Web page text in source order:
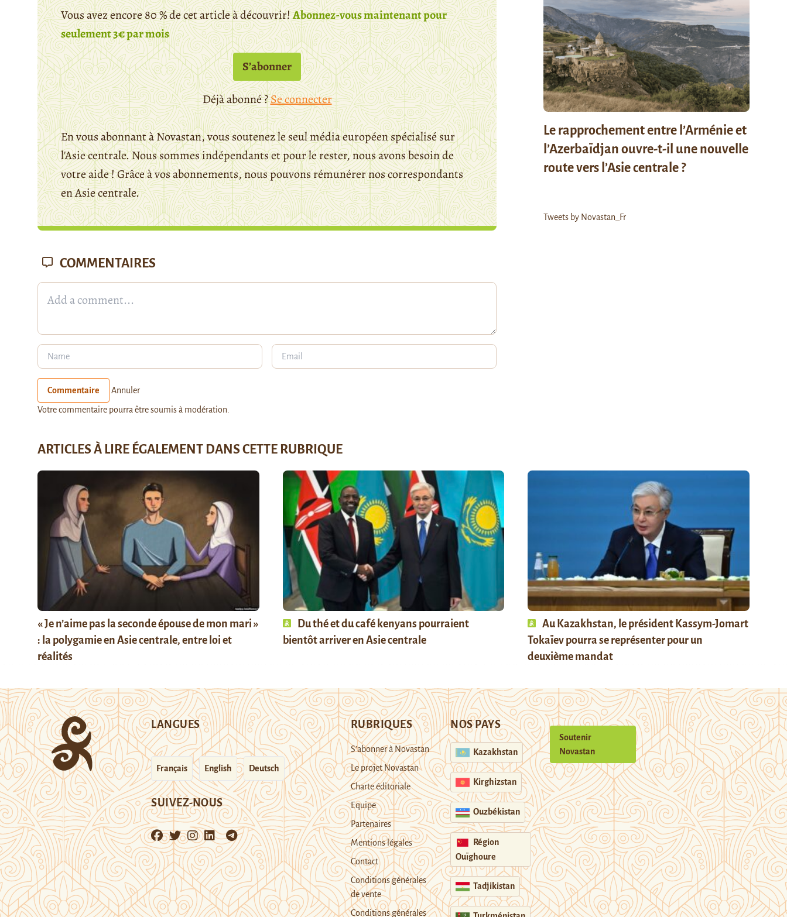
Vous avez encore 80 % de cet article à découvrir!Abonnez-vous maintenant pour
seulement 3€ par mois
S’abonner
Déjà abonné ?Se connecter
En vous abonnant à Novastan, vous soutenez le seul média européen spécialisé sur
l'Asie centrale. Nous sommes indépendants et pour le rester, nous avons besoin de
votre aide ! Grâce à vos abonnements, nous pouvons rémunérer nos correspondants
en Asie centrale.
Le rapprochement entre l’Arménie et
l’Azerbaïdjan ouvre-t-il une nouvelle
route vers l’Asie centrale ?
Tweets by Novastan_Fr
COMMENTAIRES
Commentaire Annuler
Votre commentaire pourra être soumis à modération.
ARTICLES À LIRE ÉGALEMENT DANS CETTE RUBRIQUE
« Je n’aime pas la seconde épouse de mon mari »
: la polygamie en Asie centrale, entre loi et
réalités
Du thé et du café kenyans pourraient
bientôt arriver en Asie centrale
Au Kazakhstan, le président Kassym-Jomart
Tokaïev pourra se représenter pour un
deuxième mandat
LANGUES
Français English Deutsch
SUIVEZ-NOUS
RUBRIQUES
S’abonner à Novastan
Le projet Novastan
Charte éditoriale
Equipe
Partenaires
Mentions légales
Contact
Conditions générales
de vente
Conditions générales
NOS PAYS
Kazakhstan
Kirghizstan
Ouzbékistan
Région
Ouïghoure
Tadjikistan
Soutenir
Novastan